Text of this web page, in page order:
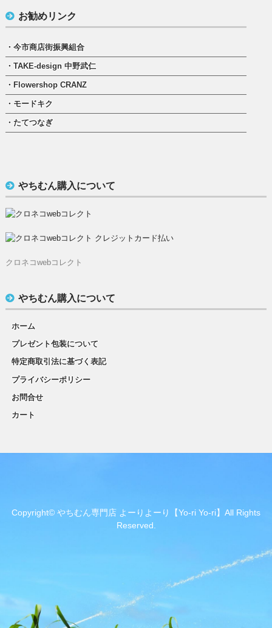
お勧めリンク
・今市商店街振興組合
・TAKE-design 中野武仁
・Flowershop CRANZ
・モードキク
・たてつなぎ
やちむん購入について
クロネコwebコレクト
やちむん購入について
ホーム
プレゼント包装について
特定商取引法に基づく表記
プライバシーポリシー
お問合せ
カート
Copyright© やちむん専門店 よーりよーり【Yo-ri Yo-ri】All Rights
Reserved.